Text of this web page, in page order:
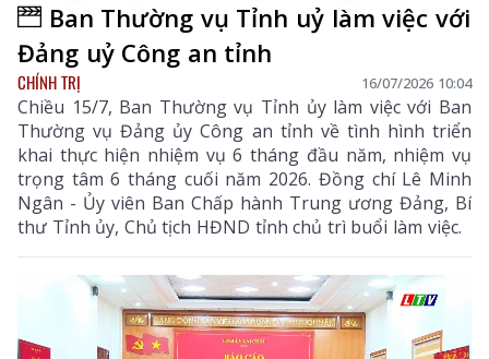
Ban Thường vụ Tỉnh uỷ làm việc với
Đảng uỷ Công an tỉnh
CHÍNH TRỊ 16/07/2026 10:04
Chiều 15/7, Ban Thường vụ Tỉnh ủy làm việc với Ban
Thường vụ Đảng ủy Công an tỉnh về tình hình triển
khai thực hiện nhiệm vụ 6 tháng đầu năm, nhiệm vụ
trọng tâm 6 tháng cuối năm 2026. Đồng chí Lê Minh
Ngân - Ủy viên Ban Chấp hành Trung ương Đảng, Bí
thư Tỉnh ủy, Chủ tịch HĐND tỉnh chủ trì buổi làm việc.